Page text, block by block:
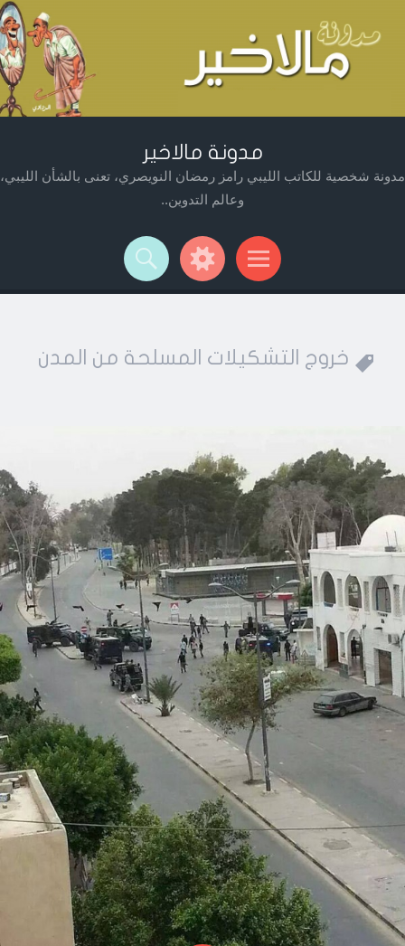
مدونة مالاخير
مدونة شخصية للكاتب الليبي رامز رمضان النويصري، تعنى بالشأن الليبي،
وعالم التدوين..
Menu
Widgets
Search
خروج التشكيلات المسلحة من المدن